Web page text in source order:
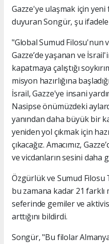
Gazze'ye ulaşmak için yeni
duyuran Songür, şu
"Global Sumud Filosu'nun
Gazze’de yaşanan ve
kapatmaya çalıştığı
misyon hazırlığına
İsrail, Gazze'ye insani
Nasipse önümüzdeki
yanından daha büyük bir
yeniden yol çıkmak için
çıkacağız. Amacımız,
ve vicdanların sesini daha
Özgürlük ve Sumud
bu zamana kadar 21
seferinde gemiler ve
arttığını bildirdi.
Songür, "Bu filolar